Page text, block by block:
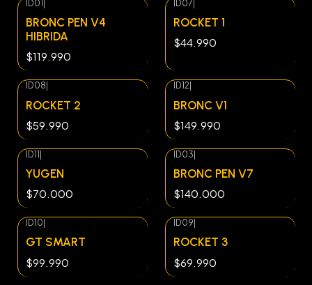
ID01
BRONC PEN V4
HIBRIDA
$119.990
ID07
ROCKET 1
$44.990
ID08
ROCKET 2
$59.990
ID12
BRONC V1
$149.990
ID11
YUGEN
$70.000
ID03
BRONC PEN V7
$140.000
ID10
GT SMART
$99.990
ID09
ROCKET 3
$69.990